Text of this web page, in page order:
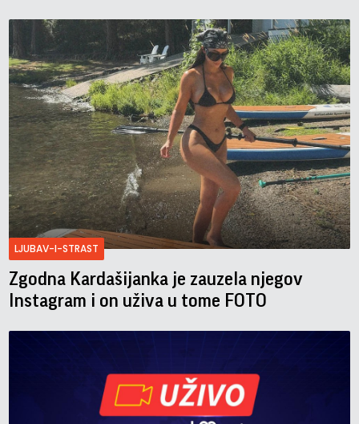
LJUBAV-I-STRAST
Zgodna Kardašijanka je zauzela njegov
Instagram i on uživa u tome FOTO